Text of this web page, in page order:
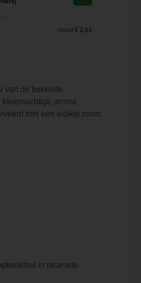
Vanaf € 2,61
van de bekende
aroma
met een wolkje room.
in piramide